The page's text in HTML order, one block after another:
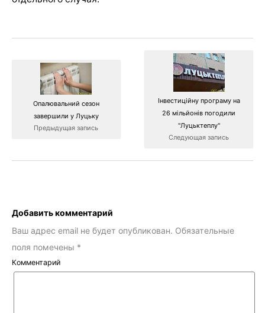
Опалювальний сезон
завершили у Луцьку
Предыдущая запись
Інвестиційну програму на
26 мільйонів погодили
"Луцьктеплу"
Следующая запись
Добавить комментарий
Ваш адрес email не будет опубликован. Обязательные
поля помечены *
Комментарий